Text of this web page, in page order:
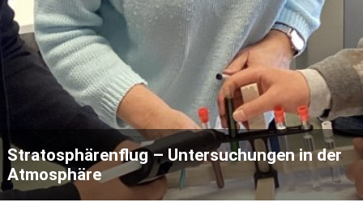
Stratosphärenflug – Untersuchungen in der
Atmosphäre